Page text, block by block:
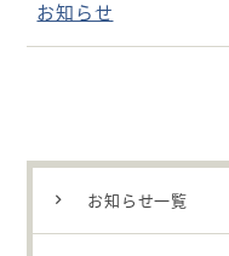
お知らせ
お知らせ一覧